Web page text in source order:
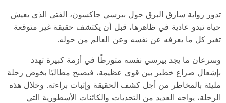
تدور رواية سارق البرق حول بيرسي جاكسون، الفتى الذي يعيش
حياة تبدو عادية في ظاهرها، قبل أن يكتشف حقيقة غير متوقعة
تغير كل ما يعرفه عن نفسه وعن العالم من حوله.
وسرعان ما يجد بيرسي نفسه متورطًا في أزمة كبيرة تهدد
بإشعال صراع خطير بين قوى عظيمة، فيصبح مطالبًا بخوض رحلة
مليئة بالمخاطر من أجل كشف الحقيقة وإثبات براءته. وخلال هذه
الرحلة، يواجه العديد من التحديات والكائنات الأسطورية التي